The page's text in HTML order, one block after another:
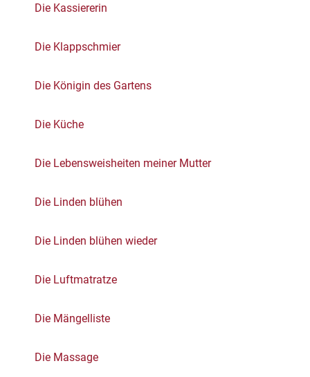
Die Kassiererin
Die Klappschmier
Die Königin des Gartens
Die Küche
Die Lebensweisheiten meiner Mutter
Die Linden blühen
Die Linden blühen wieder
Die Luftmatratze
Die Mängelliste
Die Massage